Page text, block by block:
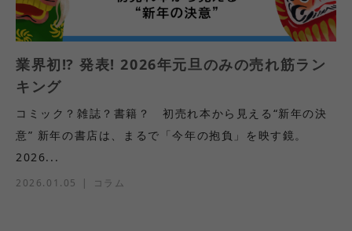
業界初⁉ 発表! 2026年元旦のみの売れ筋ラン
キング
コミック？雑誌？書籍？ 初売れ本から見える“新年の決
意” 新年の書店は、まるで「今年の抱負」を映す鏡。
2026...
2026.01.05 コラム